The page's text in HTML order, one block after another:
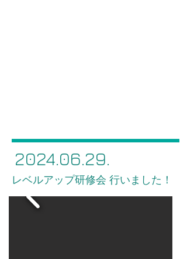
2024.06.29.
レベルアップ研修会 行いました！